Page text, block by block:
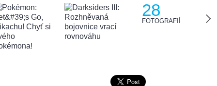
28
FOTOGRAFIÍ